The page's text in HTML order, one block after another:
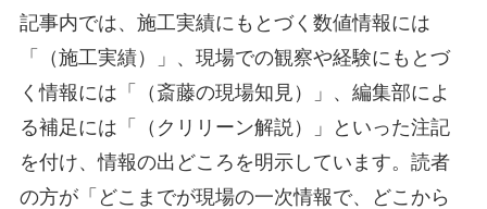
記事内では、施工実績にもとづく数値情報には
「（施工実績）」、現場での観察や経験にもとづ
く情報には「（斎藤の現場知見）」、編集部によ
る補足には「（クリリーン解説）」といった注記
を付け、情報の出どころを明示しています。読者
の方が「どこまでが現場の一次情報で、どこから